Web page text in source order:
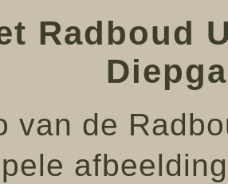
Radboud
van de